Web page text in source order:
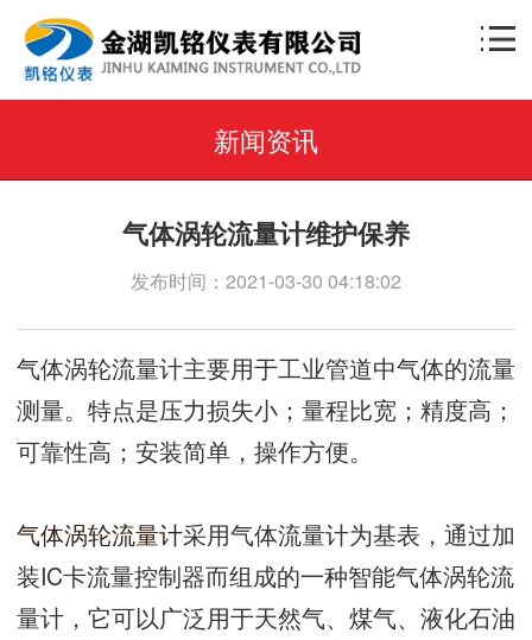
新闻资讯
气体涡轮流量计维护保养
发布时间：2021-03-30 04:18:02
气体涡轮流量计主要用于工业管道中气体的流量
测量。特点是压力损失小；量程比宽；精度高；
可靠性高；安装简单，操作方便。
气体涡轮流量计采用气体流量计为基表，通过加
装IC卡流量控制器而组成的一种智能气体涡轮流
量计，它可以广泛用于天然气、煤气、液化石油